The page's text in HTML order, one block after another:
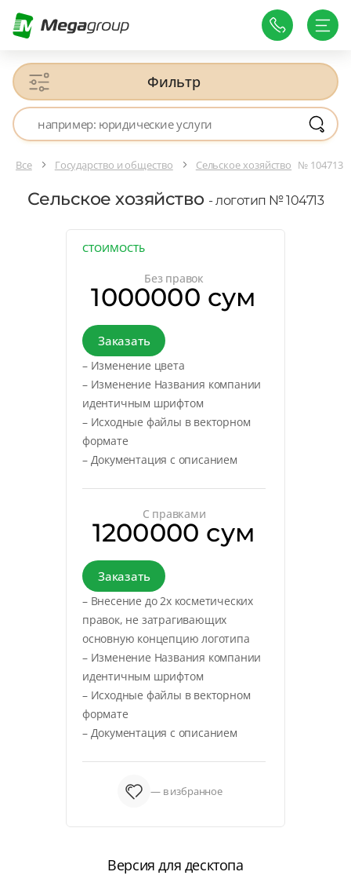
Фильтр
Все Государство и общество Сельское хозяйство № 104713
Сельское хозяйство - логотип № 104713
СТОИМОСТЬ
Без правок
1000000 сум
Заказать
– Изменение цвета
– Изменение Названия компании
идентичным шрифтом
– Исходные файлы в векторном
формате
– Документация с описанием
С правками
1200000 сум
Заказать
– Внесение до 2х косметических
правок, не затрагивающих
основную концепцию логотипа
– Изменение Названия компании
идентичным шрифтом
– Исходные файлы в векторном
формате
– Документация с описанием
— в избранное
Версия для десктопа